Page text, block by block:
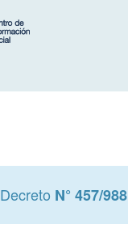
Decreto N° 457/988